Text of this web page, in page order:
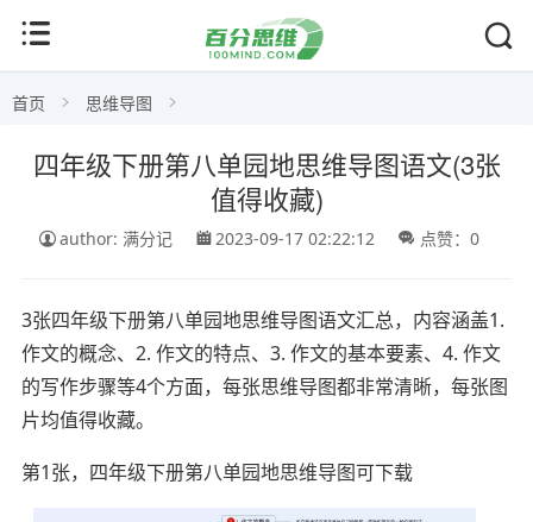
首页 思维导图
四年级下册第八单园地思维导图语文(3张
值得收藏)
author: 满分记 2023-09-17 02:22:12 点赞：0
3张四年级下册第八单园地思维导图语文汇总，内容涵盖1.
作文的概念、2. 作文的特点、3. 作文的基本要素、4. 作文
的写作步骤等4个方面，每张思维导图都非常清晰，每张图
片均值得收藏。
第1张，四年级下册第八单园地思维导图可下载